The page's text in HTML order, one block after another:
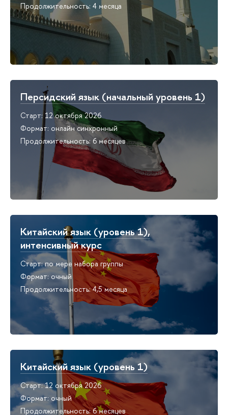
Продолжительность: 4 месяца
Персидский язык (начальный уровень 1)
Старт: 12 октября 2026
Формат: онлайн синхронный
Продолжительность: 6 месяцев
Китайский язык (уровень 1),
интенсивный курс
Старт: по мере набора группы
Формат: очный
Продолжительность: 4,5 месяца
Китайский язык (уровень 1)
Старт: 12 октября 2026
Формат: очный
Продолжительность: 6 месяцев